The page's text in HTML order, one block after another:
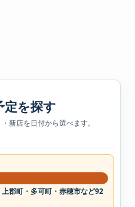
定を探す
新店を日付から選べます。
郡町・多可町・赤穂市など92